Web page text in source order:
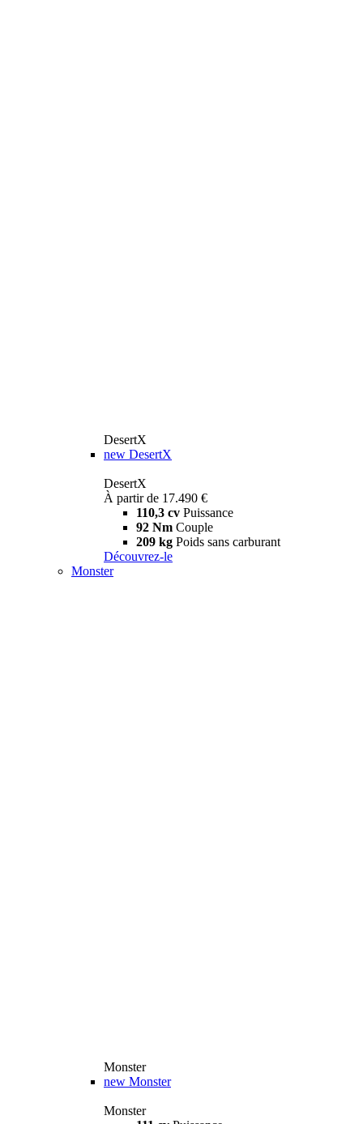
DesertX
new DesertX
DesertX
À partir de 17.490 €
110,3 cv Puissance
92 Nm Couple
209 kg Poids sans carburant
Découvrez-le
Monster
Monster
new Monster
Monster